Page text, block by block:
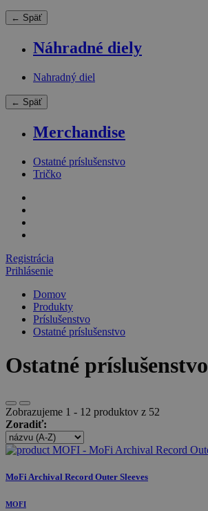
← Späť
Náhradné diely
Nahradný diel
← Späť
Merchandise
Ostatné príslušenstvo
Tričko
Registrácia
Prihlásenie
Domov
Produkty
Príslušenstvo
Ostatné príslušenstvo
Ostatné príslušenstvo
Zobrazujeme 1 - 12 produktov z 52
Zoradiť:
MoFi Archival Record Outer Sleeves
MOFI